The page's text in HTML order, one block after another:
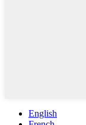
English